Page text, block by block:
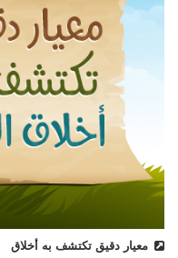
معيار دقيق تكتشف به أخلاق